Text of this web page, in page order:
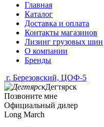
Главная
Каталог
Доставка и оплата
Контакты магазинов
Лизинг грузовых шин
О компании
Бренды
г. Березовский, ЦОФ-5
Дегтярск
Позвоните мне
Официальный дилер
Long March